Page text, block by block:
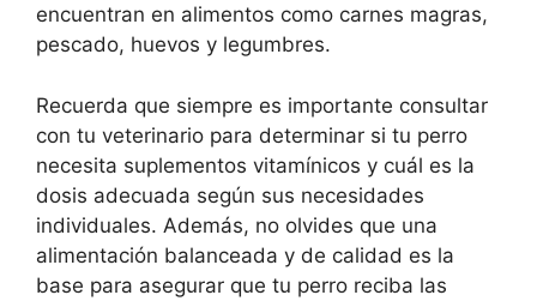
encuentran en alimentos como carnes magras,
pescado, huevos y legumbres.
Recuerda que siempre es importante consultar
con tu veterinario para determinar si tu perro
necesita suplementos vitamínicos y cuál es la
dosis adecuada según sus necesidades
individuales. Además, no olvides que una
alimentación balanceada y de calidad es la
base para asegurar que tu perro reciba las